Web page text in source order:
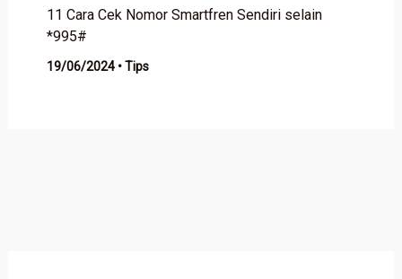
11 Cara Cek Nomor Smartfren Sendiri selain
*995#
19/06/2024 •Tips